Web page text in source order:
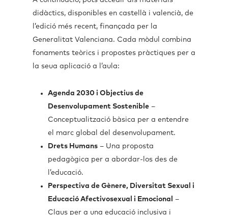
didàctics, disponibles en castellà i valencià, de
l’edició més recent, finançada per la
Generalitat Valenciana. Cada mòdul combina
fonaments teòrics i propostes pràctiques per a
la seua aplicació a l’aula:
Agenda 2030 i Objectius de
Desenvolupament Sostenible –
Conceptualització bàsica per a entendre
el marc global del desenvolupament.
Drets Humans – Una proposta
pedagògica per a abordar-los des de
l’educació.
Perspectiva de Gènere, Diversitat Sexual i
Educació Afectivosexual i Emocional
–
Claus per a una educació inclusiva i